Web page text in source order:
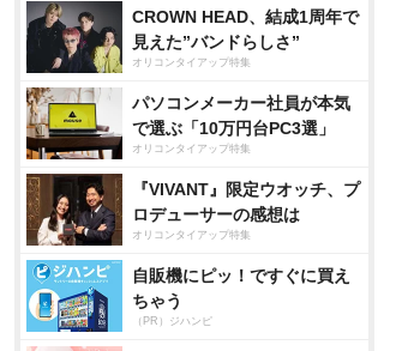
CROWN HEAD、結成1周年で
見えた”バンドらしさ”
オリコンタイアップ特集
パソコンメーカー社員が本気
で選ぶ「10万円台PC3選」
オリコンタイアップ特集
『VIVANT』限定ウオッチ、プ
ロデューサーの感想は
オリコンタイアップ特集
自販機にピッ！ですぐに買え
ちゃう
（PR）ジハンピ